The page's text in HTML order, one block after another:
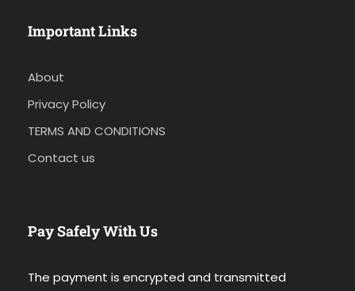
Important Links
About
Privacy Policy
TERMS AND CONDITIONS
Contact us
Pay Safely With Us
The payment is encrypted and transmitted